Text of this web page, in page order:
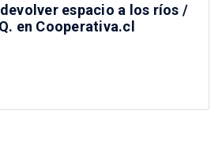
espacio a los ríos /
en Cooperativa.cl